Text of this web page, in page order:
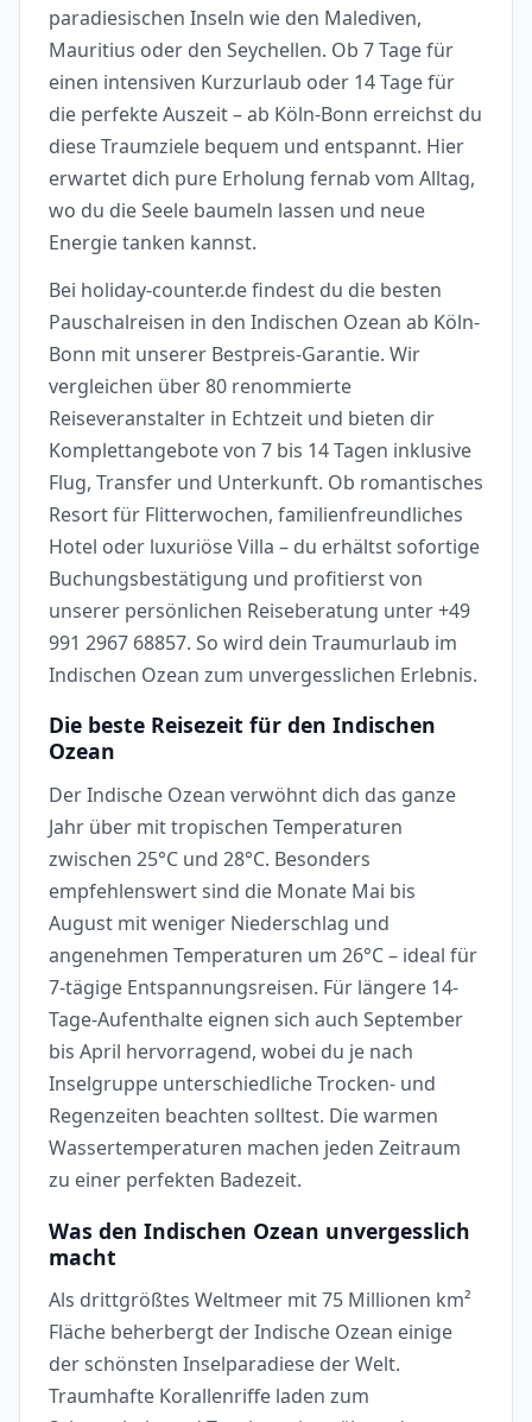
paradiesischen Inseln wie den Malediven,
Mauritius oder den Seychellen. Ob 7 Tage für
einen intensiven Kurzurlaub oder 14 Tage für
die perfekte Auszeit – ab Köln-Bonn erreichst du
diese Traumziele bequem und entspannt. Hier
erwartet dich pure Erholung fernab vom Alltag,
wo du die Seele baumeln lassen und neue
Energie tanken kannst.
Bei holiday-counter.de findest du die besten
Pauschalreisen in den Indischen Ozean ab Köln-
Bonn mit unserer Bestpreis-Garantie. Wir
vergleichen über 80 renommierte
Reiseveranstalter in Echtzeit und bieten dir
Komplettangebote von 7 bis 14 Tagen inklusive
Flug, Transfer und Unterkunft. Ob romantisches
Resort für Flitterwochen, familienfreundliches
Hotel oder luxuriöse Villa – du erhältst sofortige
Buchungsbestätigung und profitierst von
unserer persönlichen Reiseberatung unter +49
991 2967 68857. So wird dein Traumurlaub im
Indischen Ozean zum unvergesslichen Erlebnis.
Die beste Reisezeit für den Indischen
Ozean
Der Indische Ozean verwöhnt dich das ganze
Jahr über mit tropischen Temperaturen
zwischen 25°C und 28°C. Besonders
empfehlenswert sind die Monate Mai bis
August mit weniger Niederschlag und
angenehmen Temperaturen um 26°C – ideal für
7-tägige Entspannungsreisen. Für längere 14-
Tage-Aufenthalte eignen sich auch September
bis April hervorragend, wobei du je nach
Inselgruppe unterschiedliche Trocken- und
Regenzeiten beachten solltest. Die warmen
Wassertemperaturen machen jeden Zeitraum
zu einer perfekten Badezeit.
Was den Indischen Ozean unvergesslich
macht
Als drittgrößtes Weltmeer mit 75 Millionen km²
Fläche beherbergt der Indische Ozean einige
der schönsten Inselparadiese der Welt.
Traumhafte Korallenriffe laden zum